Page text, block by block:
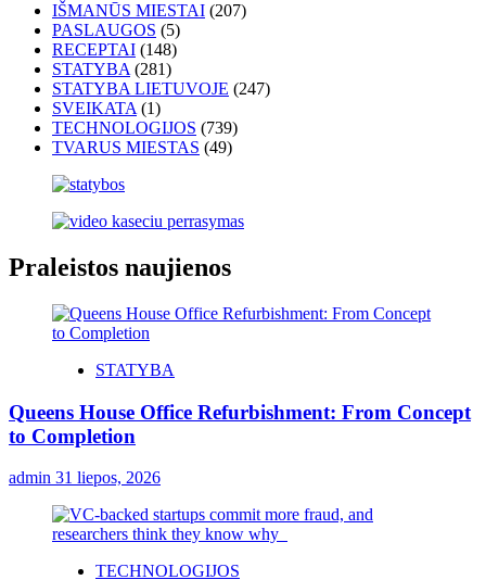
IŠMANŪS MIESTAI (207)
PASLAUGOS (5)
RECEPTAI (148)
STATYBA (281)
STATYBA LIETUVOJE (247)
SVEIKATA (1)
TECHNOLOGIJOS (739)
TVARUS MIESTAS (49)
Praleistos naujienos
STATYBA
Queens House Office Refurbishment: From Concept
to Completion
admin 31 liepos, 2026
TECHNOLOGIJOS